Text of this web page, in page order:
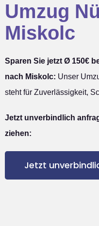
Umzug
Miskolc
Sparen Sie jetzt Ø 150€
nach Miskolc: Unser
steht für Zuverlässigkeit,
Jetzt unverbindlich
ziehen:
Jetzt